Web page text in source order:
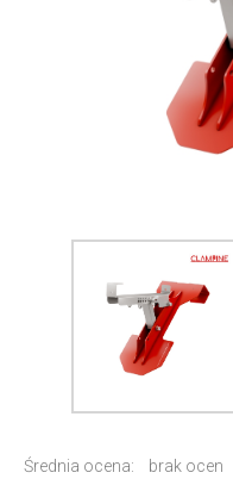
Średnia ocena: brak ocen